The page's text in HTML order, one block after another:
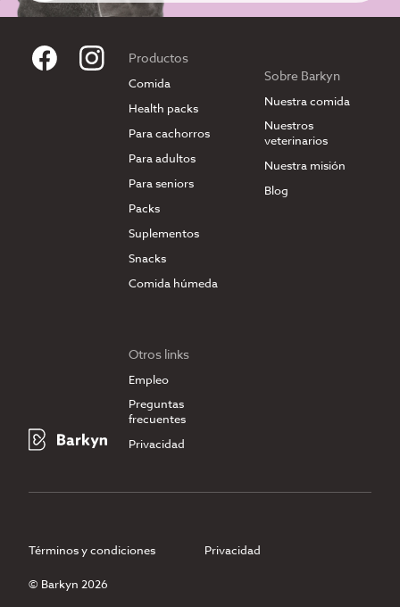
Productos
Comida
Health packs
Para cachorros
Para adultos
Para seniors
Packs
Suplementos
Snacks
Comida húmeda
Sobre Barkyn
Nuestra comida
Nuestros
veterinarios
Nuestra misión
Blog
Otros links
Empleo
Preguntas
frecuentes
Privacidad
Términos y condiciones Privacidad
© Barkyn 2026